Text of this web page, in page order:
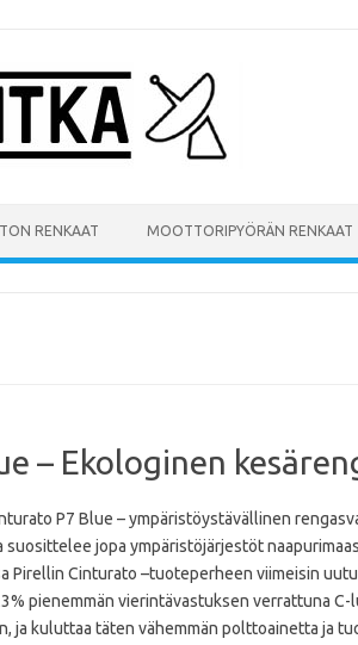
RENKAAT MOOTTORIPYÖRÄN RENKAAT
– Ekologinen
P7 Blue – ympäristöystävällinen
suosittelee jopa ympäristöjärjestöt
Pirellin Cinturato –tuoteperheen viimeisin
pienemmän vierintävastuksen verrattuna C-
ja kuluttaa täten vähemmän polttoainetta ja